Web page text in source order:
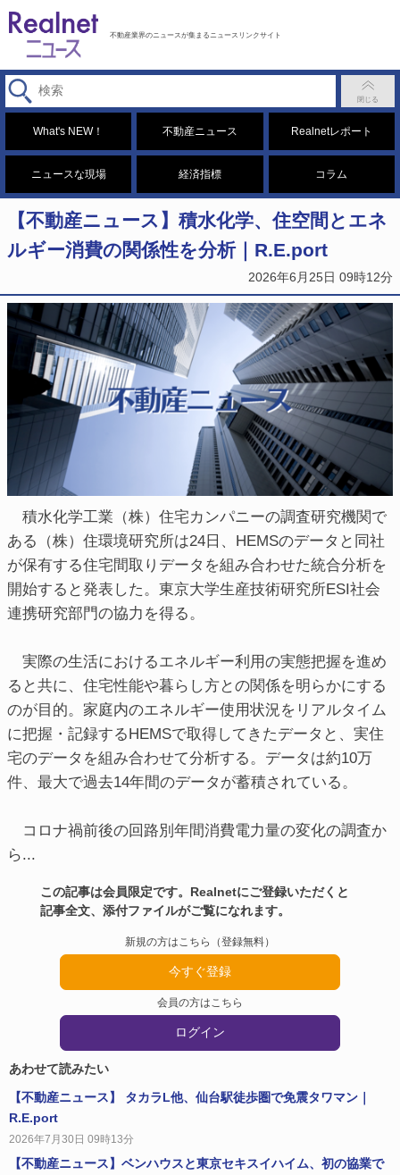
不動産業界のニュースが集まるニュースリンクサイト
What's NEW！ 不動産ニュース Realnetレポート
ニュースな現場 経済指標 コラム
【不動産ニュース】積水化学、住空間とエネ
ルギー消費の関係性を分析｜R.E.port
2026年6月25日 09時12分
積水化学工業（株）住宅カンパニーの調査研究機関で
ある（株）住環境研究所は24日、HEMSのデータと同社
が保有する住宅間取りデータを組み合わせた統合分析を
開始すると発表した。東京大学生産技術研究所ESI社会
連携研究部門の協力を得る。
実際の生活におけるエネルギー利用の実態把握を進め
ると共に、住宅性能や暮らし方との関係を明らかにする
のが目的。家庭内のエネルギー使用状況をリアルタイム
に把握・記録するHEMSで取得してきたデータと、実住
宅のデータを組み合わせて分析する。データは約10万
件、最大で過去14年間のデータが蓄積されている。
コロナ禍前後の回路別年間消費電力量の変化の調査か
ら...
この記事は会員限定です。Realnetにご登録いただくと
記事全文、添付ファイルがご覧になれます。
新規の方はこちら（登録無料）
今すぐ登録
会員の方はこちら
ログイン
あわせて読みたい
【不動産ニュース】 タカラL他、仙台駅徒歩圏で免震タワマン｜
R.E.port
2026年7月30日 09時13分
【不動産ニュース】ベンハウスと東京セキスイハイム、初の協業で